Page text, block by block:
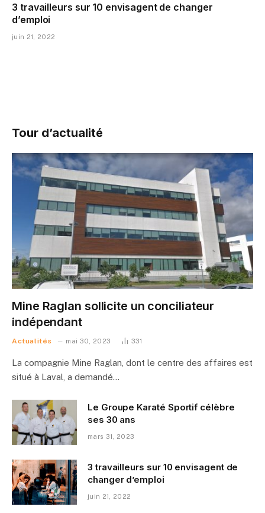
3 travailleurs sur 10 envisagent de changer
d’emploi
juin 21, 2022
Tour d’actualité
Mine Raglan sollicite un conciliateur
indépendant
Actualités mai 30, 2023 331
La compagnie Mine Raglan, dont le centre des affaires est
situé à Laval, a demandé…
Le Groupe Karaté Sportif célèbre
ses 30 ans
mars 31, 2023
3 travailleurs sur 10 envisagent de
changer d’emploi
juin 21, 2022